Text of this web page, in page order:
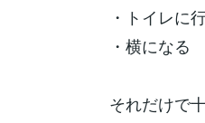
・トイレに
・横になる
それだけで